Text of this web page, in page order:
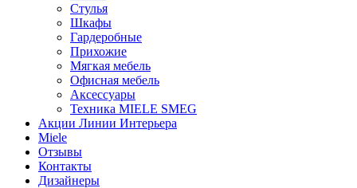
Стулья
Шкафы
Гардеробные
Прихожие
Мягкая мебель
Офисная мебель
Аксессуары
Техника MIELE SMEG
Акции Линии Интерьера
Miele
Отзывы
Контакты
Дизайнеры